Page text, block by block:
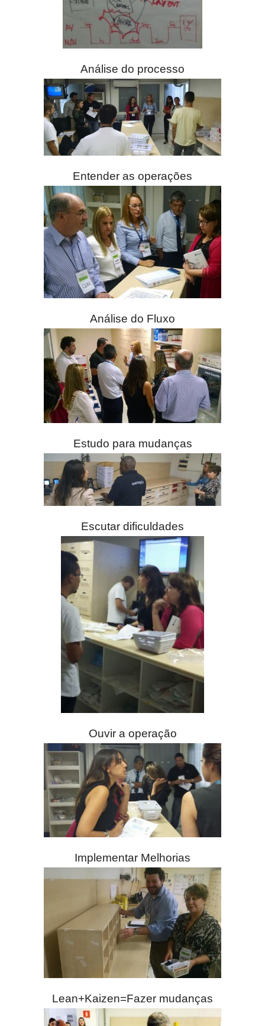
Análise do processo
Entender as operações
Análise do Fluxo
Estudo para mudanças
Escutar dificuldades
Ouvir a operação
Implementar Melhorias
Lean+Kaizen=Fazer mudanças